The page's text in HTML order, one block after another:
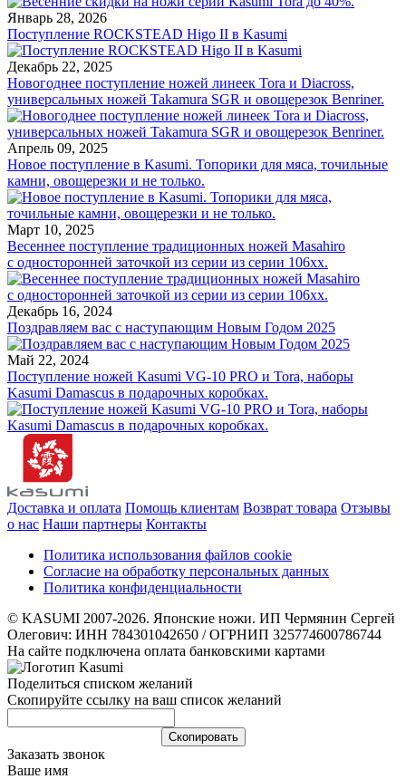
Январь 28, 2026
Поступление ROCKSTEAD Higo II в Kasumi
Декабрь 22, 2025
Новогоднее поступление ножей линеек Tora и Diacross,
универсальных ножей Takamura SGR и овощерезок Benriner.
Апрель 09, 2025
Новое поступление в Kasumi. Топорики для мяса, точильные
камни, овощерезки и не только.
Март 10, 2025
Весеннее поступление традиционных ножей Masahiro
с односторонней заточкой из серии из серии 106хх.
Декабрь 16, 2024
Поздравляем вас с наступающим Новым Годом 2025
Май 22, 2024
Поступление ножей Kasumi VG-10 PRO и Tora, наборы
Kasumi Damascus в подарочных коробках.
Доставка и оплата Помощь клиентам Возврат товара Отзывы
о нас Наши партнеры Контакты
Политика использования файлов cookie
Согласие на обработку персональных данных
Политика конфиденциальности
© KASUMI 2007-2026. Японские ножи. ИП Чермянин Сергей
Олегович: ИНН 784301042650 / ОГРНИП 325774600786744
На сайте подключена оплата банковскими картами
Поделиться списком желаний
Скопируйте ссылку на ваш список желаний
Cкопировать
Заказать звонок
Ваше имя